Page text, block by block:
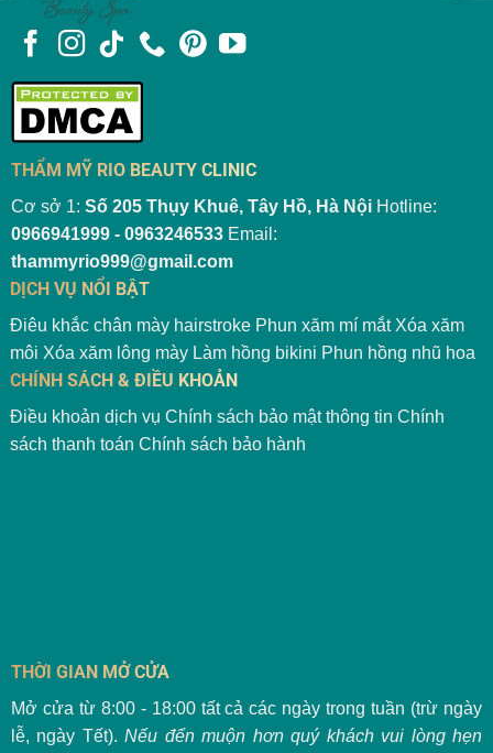
THẨM MỸ RIO BEAUTY CLINIC
Cơ sở 1: Số 205 Thụy Khuê, Tây Hồ, Hà NộiHotline:
0966941999 - 0963246533Email:
thammyrio999@gmail.com
DỊCH VỤ NỔI BẬT
Điêu khắc chân mày hairstroke Phun xăm mí mắt Xóa xăm
môi Xóa xăm lông mày Làm hồng bikini Phun hồng nhũ hoa
CHÍNH SÁCH & ĐIỀU KHOẢN
Điều khoản dịch vụ Chính sách bảo mật thông tin Chính
sách thanh toán Chính sách bảo hành
THỜI GIAN MỞ CỬA
Mở cửa từ 8:00 - 18:00 tất cả các ngày trong tuần (trừ ngày
lễ, ngày Tết).Nếu đến muộn hơn quý khách vui lòng hẹn